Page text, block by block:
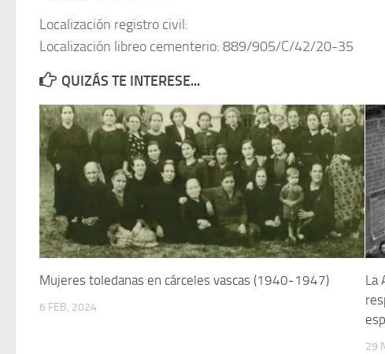
Localización registro civil:
Localización libreo cementerio: 889/905/C/42/20-35
QUIZÁS TE INTERESE...
Mujeres toledanas en cárceles vascas (1940-1947)
6 FEB, 2024
La
29